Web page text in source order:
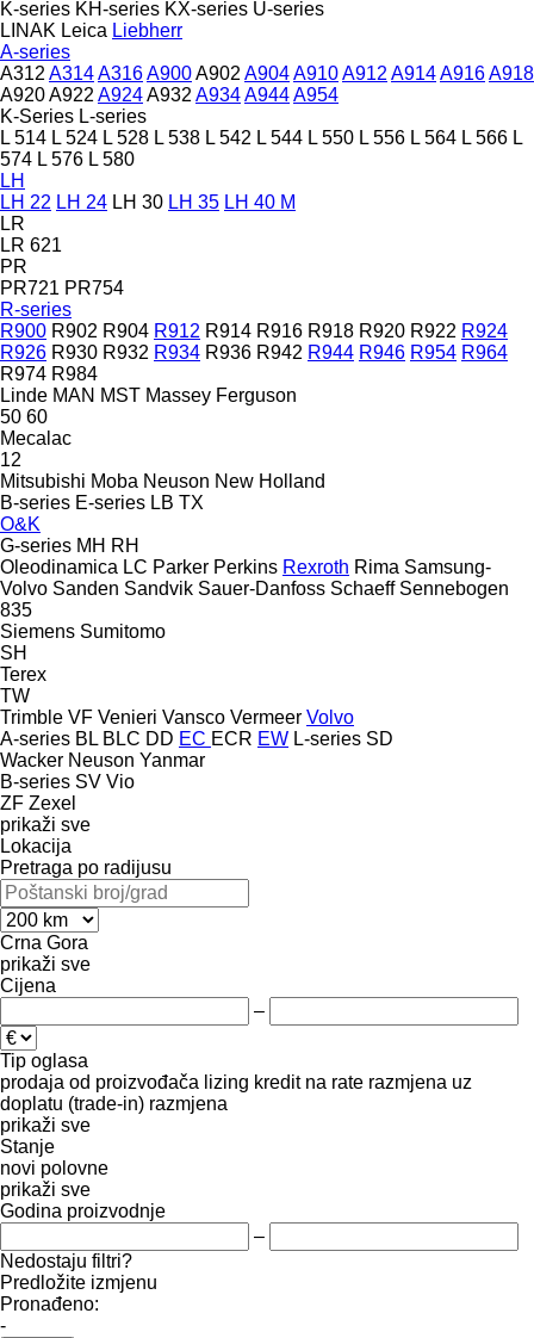
K-series KH-series KX-series U-series
LINAK Leica Liebherr
A-series
A312 A314A316A900A902 A904A910A912 A914A916A918
A920A922 A924A932 A934A944A954
K-Series L-series
L 514 L 524 L 528 L 538 L 542 L 544 L 550 L 556 L 564 L 566 L
574 L 576 L 580
LH
LH 22 LH 24 LH 30 LH 35 LH 40 M
LR
LR 621
PR
PR721 PR754
R-series
R900 R902 R904 R912 R914 R916 R918 R920 R922 R924
R926 R930 R932 R934 R936 R942 R944 R946 R954 R964
R974 R984
Linde MAN MST Massey Ferguson
50 60
Mecalac
12
Mitsubishi Moba Neuson New Holland
B-series E-series LB TX
O&K
G-series MH RH
Oleodinamica LC Parker Perkins Rexroth Rima Samsung-
Volvo Sanden Sandvik Sauer-Danfoss Schaeff Sennebogen
835
Siemens Sumitomo
SH
Terex
TW
Trimble VF Venieri Vansco Vermeer Volvo
A-series BL BLC DD EC ECR EW L-series SD
Wacker Neuson Yanmar
B-series SV Vio
ZF Zexel
prikaži sve
Lokacija
Pretraga po radijusu
Crna Gora
prikaži sve
Cijena
–
Tip oglasa
prodaja od proizvođača lizing kredit na rate razmjena uz
doplatu (trade-in) razmjena
prikaži sve
Stanje
novi polovne
prikaži sve
Godina proizvodnje
–
Nedostaju filtri?
Predložite izmjenu
Pronađeno:
-